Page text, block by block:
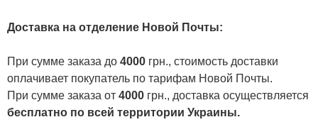
Доставка на отделение Новой Почты:
При сумме заказа до 4000 грн., стоимость доставки
оплачивает покупатель по тарифам Новой Почты.
При сумме заказа от 4000 грн., доставка осуществляется
бесплатно по всей территории Украины.